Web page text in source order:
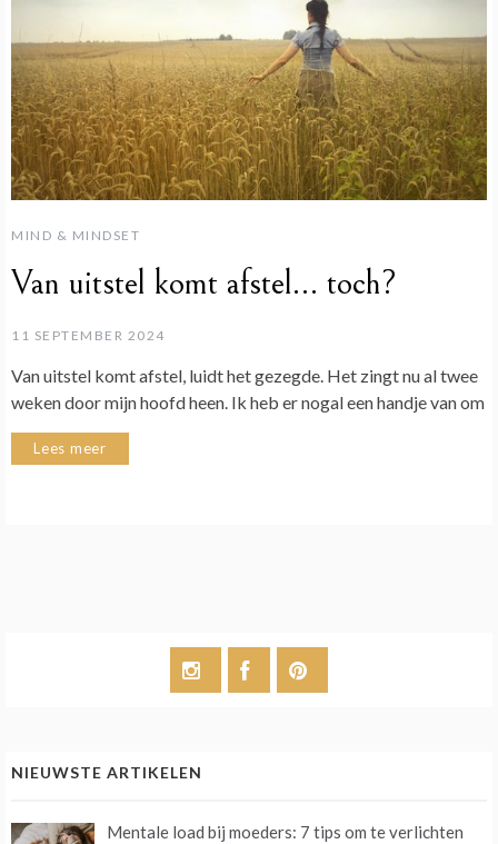
MIND & MINDSET
Van uitstel komt afstel… toch?
11 SEPTEMBER 2024
Van uitstel komt afstel, luidt het gezegde. Het zingt nu al twee
weken door mijn hoofd heen. Ik heb er nogal een handje van om
Lees meer
NIEUWSTE ARTIKELEN
Mentale load bij moeders: 7 tips om te verlichten